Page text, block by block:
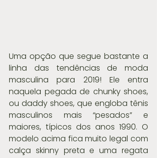
Uma opção que segue bastante a
linha das tendências de moda
masculina para 2019! Ele entra
naquela pegada de chunky shoes,
ou daddy shoes, que engloba tênis
masculinos mais “pesados” e
maiores, típicos dos anos 1990. O
modelo acima fica muito legal com
calça skinny preta e uma regata